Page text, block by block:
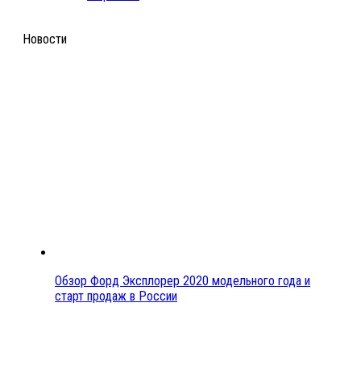
Новости
Обзор Форд Эксплорер 2020 модельного года и
старт продаж в России